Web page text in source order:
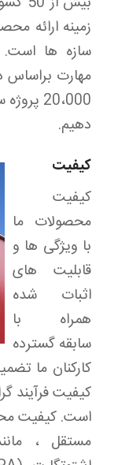
زمینه ارائه
سازه ها است.
مهارت براساس
دهیم.
کیفیت
کیفیت
محصولات ما
با ویژگی ها و
قابلیت های
اثبات شده
همراه با
سابقه گسترده
کارکنان ما
است. کیفیت
مستقل ،